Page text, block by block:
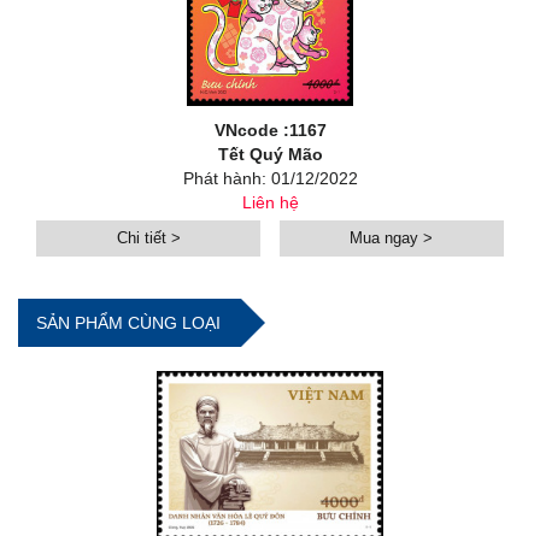
VNcode :1167
Tết Quý Mão
Phát hành: 01/12/2022
Liên hệ
Chi tiết > Mua ngay >
SẢN PHẨM CÙNG LOẠI